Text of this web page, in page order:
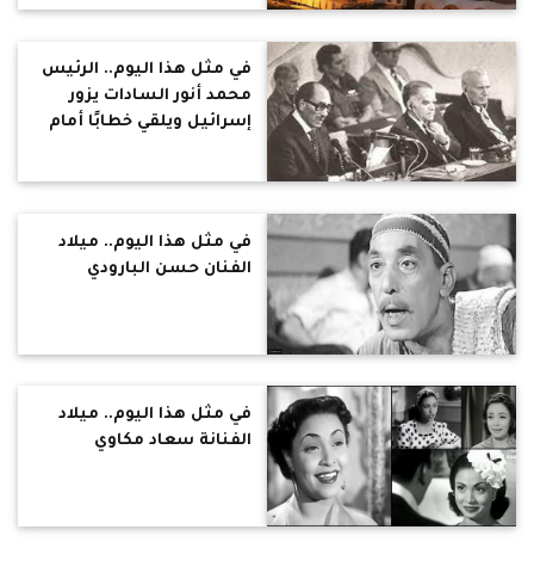
في مثل هذا اليوم.. الرئيس
محمد أنور السادات يزور
إسرائيل ويلقي خطابًا أمام
في مثل هذا اليوم.. ميلاد
الفنان حسن البارودي
في مثل هذا اليوم.. ميلاد
الفنانة سعاد مكاوي